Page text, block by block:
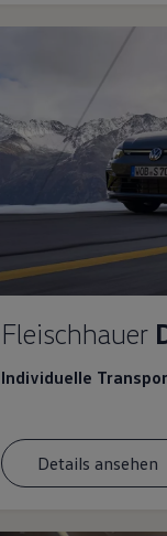
Fleischhauer
Individuelle
Details ansehen